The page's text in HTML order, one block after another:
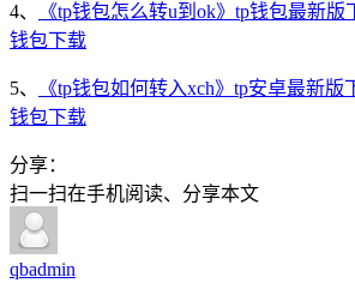
4、
《tp钱包怎么转u到ok》tp钱包最新版
钱包下载
5、
《tp钱包如何转入xch》tp安卓最新版
钱包下载
分享：
扫一扫在手机阅读、分享本文
qbadmin